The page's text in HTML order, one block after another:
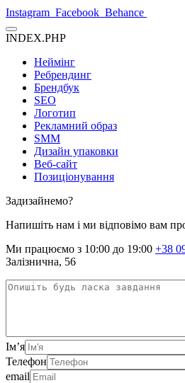
Instagram Facebook Behance
INDEX.PHP
Неймінг
Ребрендинг
Брендбук
SEO
Логотип
Рекламний образ
SMM
Дизайн упаковки
Веб-сайт
Позиціонування
Задизайнемо?
Напишіть нам і ми відповімо вам
Ми працюємо з 10:00 до 19:00 +38
Залізнична, 56
Ім’я
Телефон
email